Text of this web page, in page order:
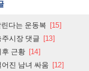
다는 운동복 [15]
시장 댓글 [13]
후 근황 [14]
진 남녀 싸움 [12]